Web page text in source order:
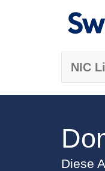
NIC
Diese